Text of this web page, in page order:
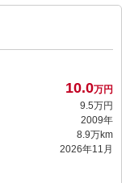
10.0万円
9. 5万円
2009年
8.9万km
2026年11月